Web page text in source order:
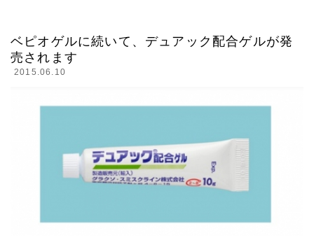
ベピオゲルに続いて、デュアック配合ゲルが発
売されます
2015.06.10